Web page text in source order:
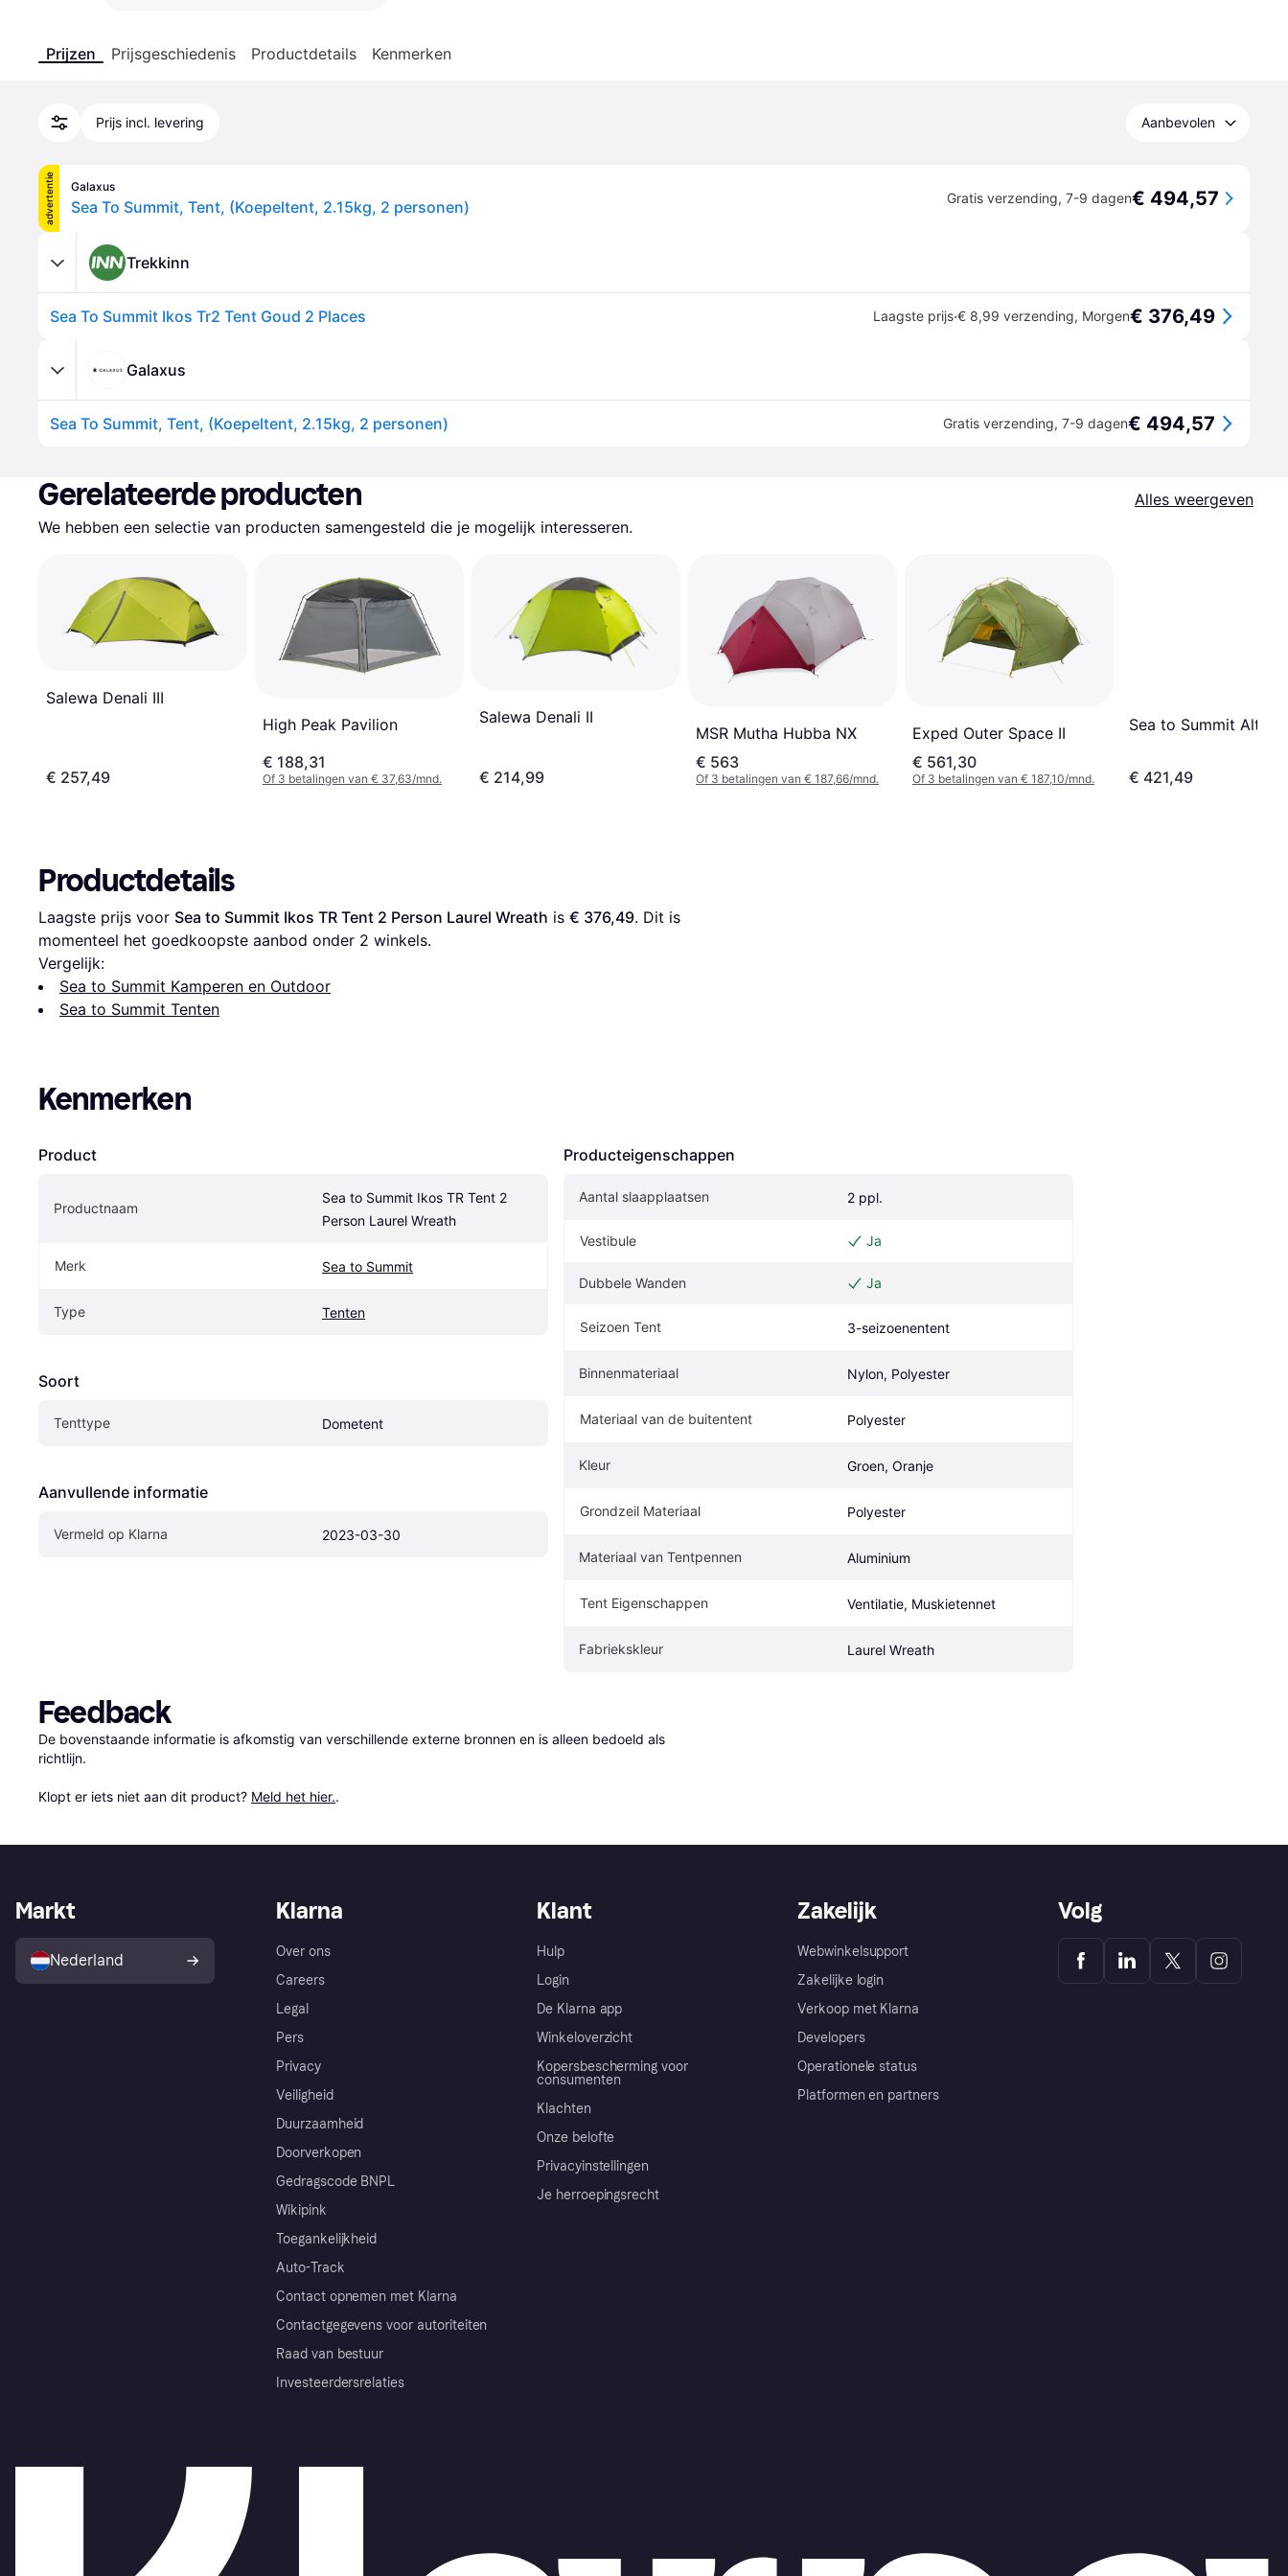
Prijzen Prijsgeschiedenis Productdetails Kenmerken
Prijs incl. levering Aanbevolen
advertentie Galaxus
Sea To Summit, Tent, (Koepeltent, 2.15kg, 2 personen) Gratis verzending, 7-9 dagen€ 494,57
Trekkinn
Sea To Summit Ikos Tr2 Tent Goud 2 Places Laagste prijs·€ 8,99 verzending, Morgen€ 376,49
Galaxus
Sea To Summit, Tent, (Koepeltent, 2.15kg, 2 personen) Gratis verzending, 7-9 dagen€ 494,57
Gerelateerde producten
Alles weergeven
We hebben een selectie van producten samengesteld die je mogelijk interesseren.
Salewa Denali III
€ 257,49
High Peak Pavilion
€ 188,31
Of 3 betalingen van € 37,63/mnd.
Salewa Denali II
€ 214,99
MSR Mutha Hubba NX
€ 563
Of 3 betalingen van € 187,66/mnd.
Exped Outer Space II
€ 561,30
Of 3 betalingen van € 187,10/mnd.
Sea to Summit Alto
€ 421,49
Productdetails
Laagste prijs voor Sea to Summit Ikos TR Tent 2 Person Laurel Wreath is € 376,49. Dit is
momenteel het goedkoopste aanbod onder 2 winkels.
Vergelijk:
Sea to Summit Kamperen en Outdoor
Sea to Summit Tenten
Kenmerken
Product
Productnaam
Sea to Summit Ikos TR Tent 2
Person Laurel Wreath
Merk Sea to Summit
Type Tenten
Soort
Tenttype Dometent
Aanvullende informatie
Vermeld op Klarna 2023-03-30
Producteigenschappen
Aantal slaapplaatsen 2 ppl.
Vestibule Ja
Dubbele Wanden Ja
Seizoen Tent 3-seizoenentent
Binnenmateriaal Nylon, Polyester
Materiaal van de buitentent Polyester
Kleur Groen, Oranje
Grondzeil Materiaal Polyester
Materiaal van Tentpennen Aluminium
Tent Eigenschappen Ventilatie, Muskietennet
Fabriekskleur Laurel Wreath
Feedback
De bovenstaande informatie is afkomstig van verschillende externe bronnen en is alleen bedoeld als
richtlijn.
Klopt er iets niet aan dit product? Meld het hier..
Klarna
Over ons
Careers
Legal
Pers
Privacy
Veiligheid
Duurzaamheid
Doorverkopen
Gedragscode BNPL
Wikipink
Toegankelijkheid
Auto-Track
Contact opnemen met Klarna
Contactgegevens voor autoriteiten
Raad van bestuur
Investeerdersrelaties
Klant
Hulp
Login
De Klarna app
Winkeloverzicht
Kopersbescherming voor
consumenten
Klachten
Onze belofte
Privacyinstellingen
Je herroepingsrecht
Zakelijk
Webwinkelsupport
Zakelijke login
Verkoop met Klarna
Developers
Operationele status
Platformen en partners
Markt
Nederland
Volg